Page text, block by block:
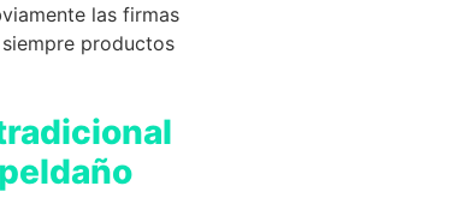
las firmas
productos